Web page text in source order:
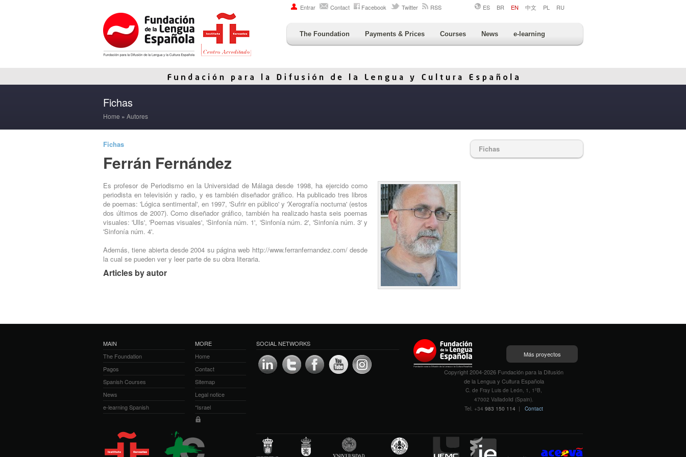
Entrar Contact Facebook Twitter RSS ES BR EN 中文 PL RU
The Foundation Payments & Prices Courses News e-learning
Fichas
Home » Autores
Fichas
Ferrán Fernández
Es profesor de Periodismo en la Universidad de Málaga desde 1998, ha ejercido como
periodista en televisión y radio, y es también diseñador gráfico. Ha publicado tres libros
de poemas: 'Lógica sentimental', en 1997, 'Sufrir en público' y 'Xerografía nocturna' (estos
dos últimos de 2007). Como diseñador gráfico, también ha realizado hasta seis poemas
visuales: 'Ulls', 'Poemas visuales', 'Sinfonía núm. 1', 'Sinfonía núm. 2', 'Sinfonía núm. 3' y
'Sinfonía núm. 4'.
Además, tiene abierta desde 2004 su página web http://www.ferranfernandez.com/ desde
la cual se pueden ver y leer parte de su obra literaria.
Articles by autor
Fichas
MAIN
The Foundation
Pagos
Spanish Courses
News
e-learning Spanish
MORE
Home
Contact
Sitemap
Legal notice
*Israel
SOCIAL NETWORKS
Más proyectos
Copyright 2004-2026 Fundación para la Difusión
de la Lengua y Cultura Española
C. de Fray Luis de León, 1, 1ºB,
47002 Valladolid (Spain).
Tel. +34 983 150 114 | Contact